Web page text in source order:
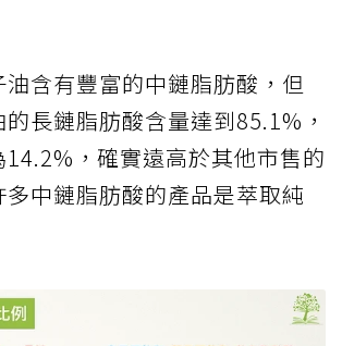
含有豐富的中鏈脂肪酸，但
長鏈脂肪酸含量達到85.1%，
，確實遠高於其他市售的
中鏈脂肪酸的產品是萃取純